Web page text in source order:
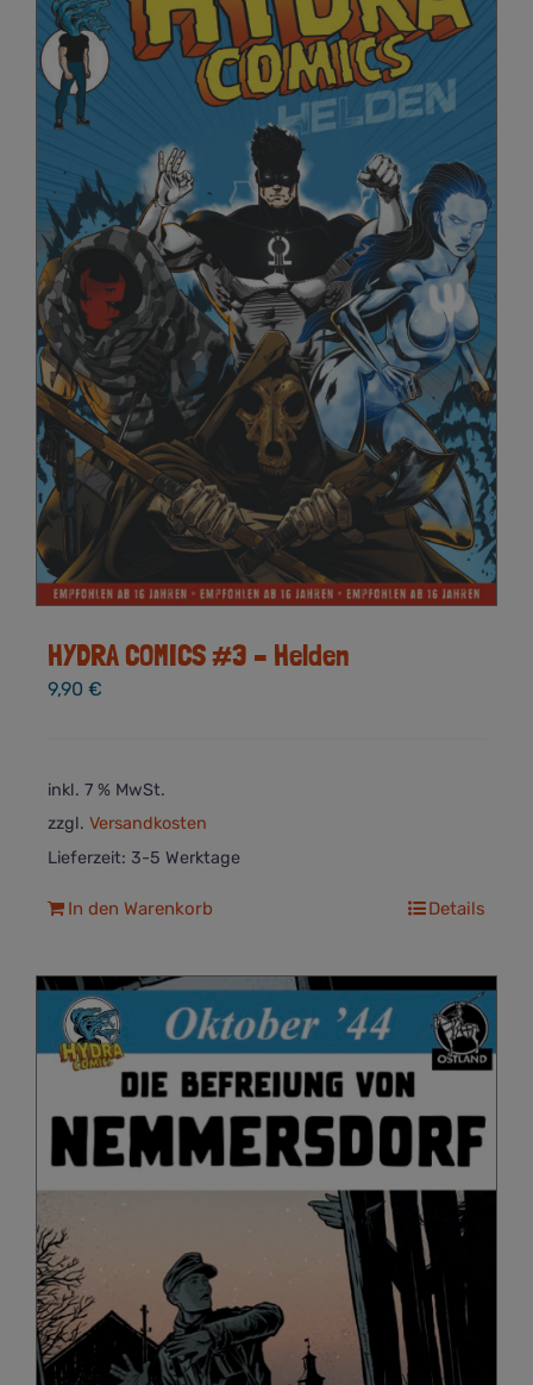
HYDRA COMICS #3 – Helden
9,90 €
inkl. 7 % MwSt.
zzgl. Versandkosten
Lieferzeit: 3-5 Werktage
In den Warenkorb Details